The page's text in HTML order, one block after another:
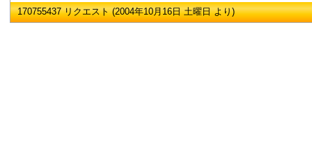
170755437 リクエスト (2004年10月16日 土曜日 より)